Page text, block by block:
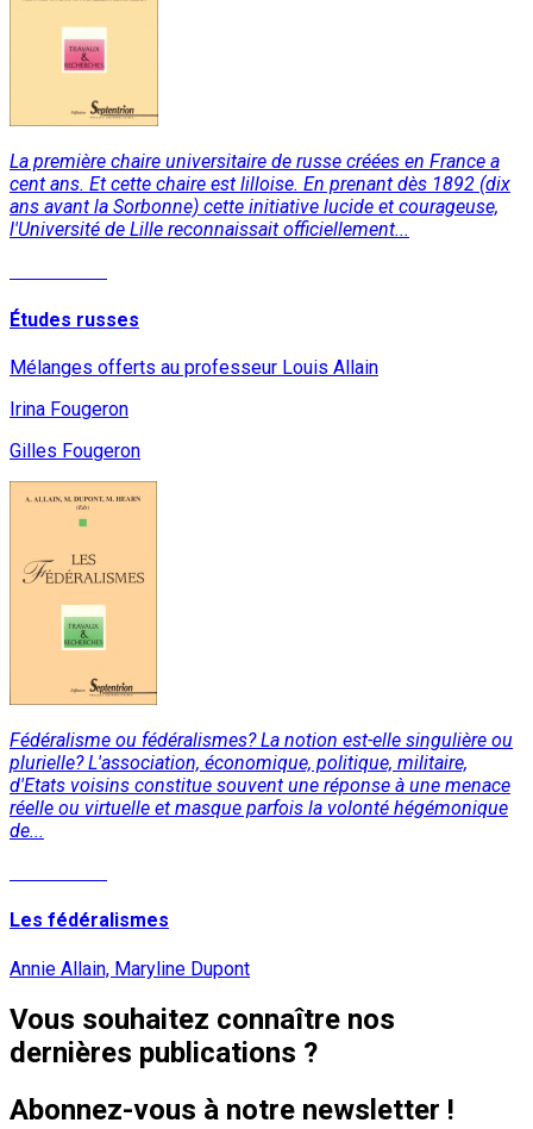
La première chaire universitaire de russe créées en France a
cent ans. Et cette chaire est lilloise. En prenant dès 1892 (dix
ans avant la Sorbonne) cette initiative lucide et courageuse,
l'Université de Lille reconnaissait officiellement...
Études russes
Mélanges offerts au professeur Louis Allain
Irina Fougeron
Gilles Fougeron
Fédéralisme ou fédéralismes? La notion est-elle singulière ou
plurielle? L'association, économique, politique, militaire,
d'Etats voisins constitue souvent une réponse à une menace
réelle ou virtuelle et masque parfois la volonté hégémonique
de...
Les fédéralismes
Annie Allain, Maryline Dupont
Vous souhaitez connaître nos
dernières publications ?
Abonnez-vous à notre newsletter !